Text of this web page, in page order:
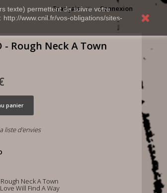
texte) permettent de suivre votre
www.cnil.fr/vos-obligations/sites-
Connexion
Français
- Rough Neck A Town
panier
liste d'envies
Neck A Town
Will Find A Way